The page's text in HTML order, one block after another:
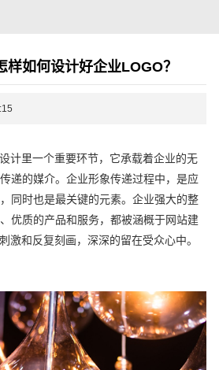
样如何设计好企业LOGO？
计里一个重要环节，它承载着企业的无
递的媒介。企业形象传递过程中，是应
同时也是最关键的元素。企业强大的整
优质的产品和服务，都被涵概于网站建
激和反复刻画，深深的留在受众心中。